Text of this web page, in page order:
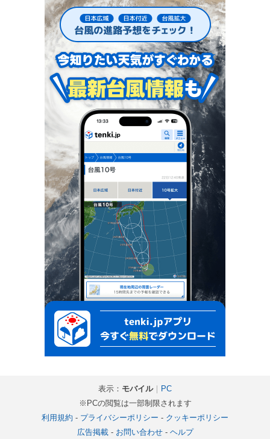
表示： モバイル｜ PC
※PCの閲覧は一部制限されます
利用規約 - プライバシーポリシー - クッキーポリシー
広告掲載- お問い合わせ- ヘルプ